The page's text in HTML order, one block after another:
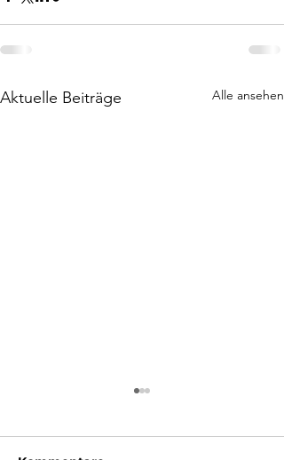
Aktuelle Beiträge Alle ansehen